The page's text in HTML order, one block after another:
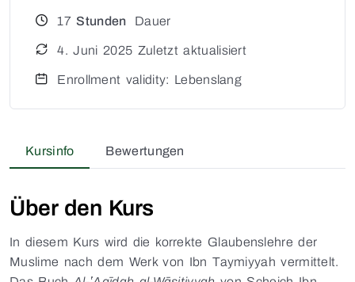
17Stunden Dauer
4. Juni 2025 Zuletzt aktualisiert
Enrollment validity: Lebenslang
Kursinfo Bewertungen
Über den Kurs
In diesem Kurs wird die korrekte Glaubenslehre der
Muslime nach dem Werk von Ibn Taymiyyah vermittelt.